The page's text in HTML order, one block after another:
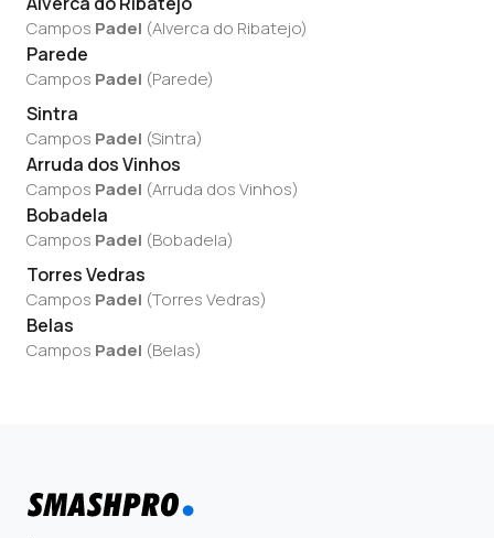
Campos Padel (Alverca do Ribatejo)
Parede
Campos Padel (Parede)
Sintra
Campos Padel (Sintra)
Arruda dos Vinhos
Campos Padel (Arruda dos Vinhos)
Bobadela
Campos Padel (Bobadela)
Torres Vedras
Campos Padel (Torres Vedras)
Belas
Campos Padel (Belas)